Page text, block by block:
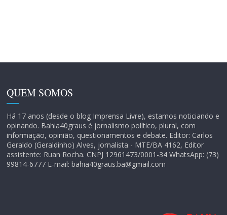
QUEM SOMOS
Há 17 anos (desde o blog Imprensa Livre), estamos noticiando e
opinando. Bahia40graus é jornalismo político, plural, com
informação, opinião, questionamentos e debate. Editor: Carlos
Geraldo (Geraldinho) Alves, jornalista - MTE/BA 4162, Editor
assistente: Ruan Rocha. CNPJ 12961473/0001-34 WhatsApp: (73)
99814-6777 E-mail: bahia40graus.ba@gmail.com